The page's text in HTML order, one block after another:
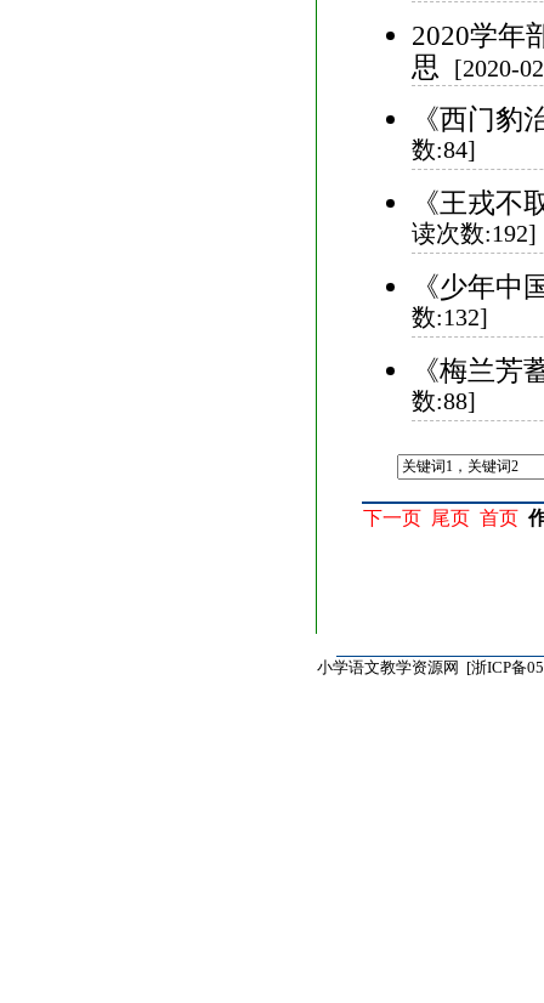
2020学年
思
[2020-
《西门豹
数:84]
《王戎不
读次数:192]
《少年中
数:132]
《梅兰芳
数:88]
下一页 尾页 首页
小学语文教学资源网 [浙ICP备